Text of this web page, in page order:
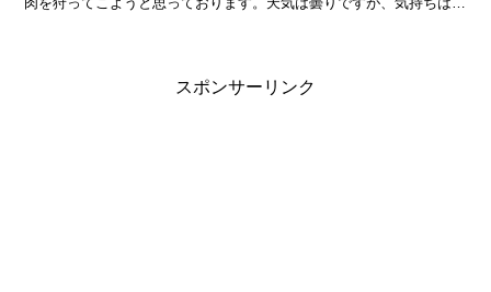
スポンサーリンク